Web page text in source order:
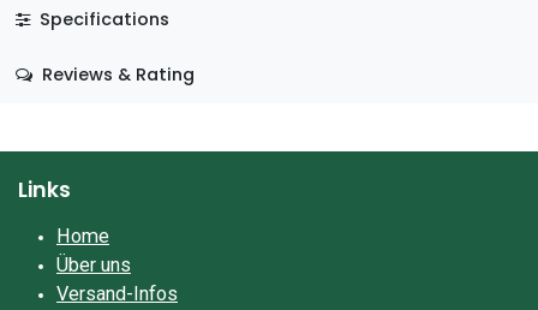
Specifications
Reviews & Rating
Links
Home
Über uns
Versand-Infos